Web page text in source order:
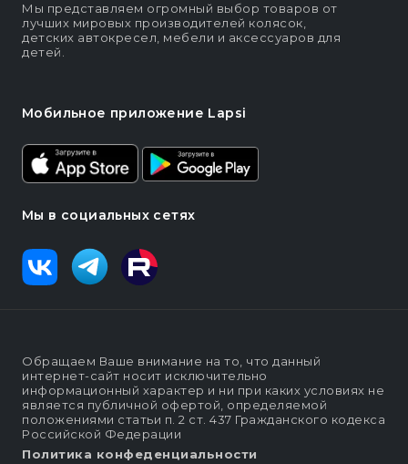
Мы представляем огромный выбор товаров от
лучших мировых производителей колясок,
детских автокресел, мебели и аксессуаров для
детей.
Мобильное приложение Lapsi
Мы в социальных сетях
Обращаем Ваше внимание на то, что данный
интернет-сайт носит исключительно
информационный характер и ни при каких условиях не
является публичной офертой, определяемой
положениями статьи п. 2 ст. 437 Гражданского кодекса
Российской Федерации
Политика конфеденциальности